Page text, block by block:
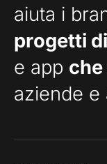
aiuta i
progetti
e app
aziende e